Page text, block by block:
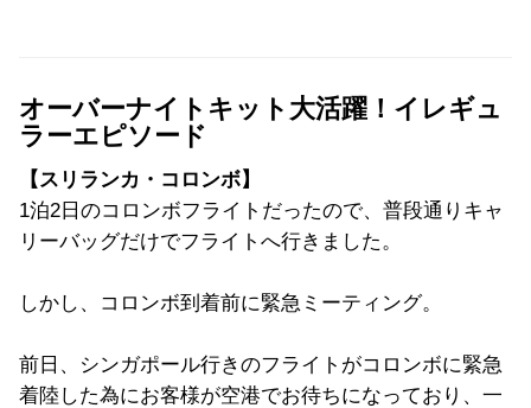
オーバーナイトキット大活躍！イレギュ
ラーエピソード
【スリランカ・コロンボ】
1泊2日のコロンボフライトだったので、普段通りキャ
リーバッグだけでフライトへ行きました。
しかし、コロンボ到着前に緊急ミーティング。
前日、シンガポール行きのフライトがコロンボに緊急
着陸した為にお客様が空港でお待ちになっており、一